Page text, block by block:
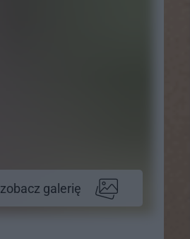
zobacz galerię